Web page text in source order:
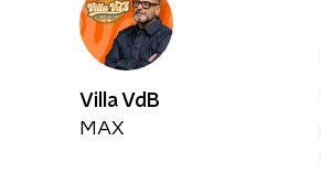
Villa VdB
MAX